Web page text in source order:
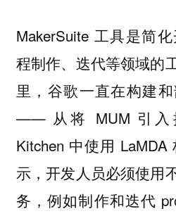
MakerSuite 工具是简
程制作、迭代等领域的
里，谷歌一直在构建
—— 从将 MUM 引入
Kitchen 中使用
示，开发人员必须使用
务，例如制作和迭代